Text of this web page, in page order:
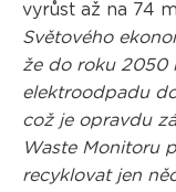
vyrůst až na 74
Světového
že do roku 2050
elektroodpadu
což je opravdu
Waste Monitoru
recyklovat jen